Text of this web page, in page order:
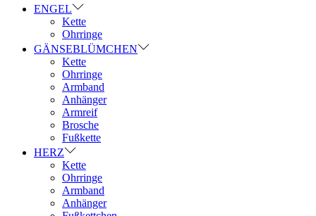
ENGEL
Kette
Ohrringe
GÄNSEBLÜMCHEN
Kette
Ohrringe
Armband
Anhänger
Armreif
Brosche
Fußkette
HERZ
Kette
Ohrringe
Armband
Anhänger